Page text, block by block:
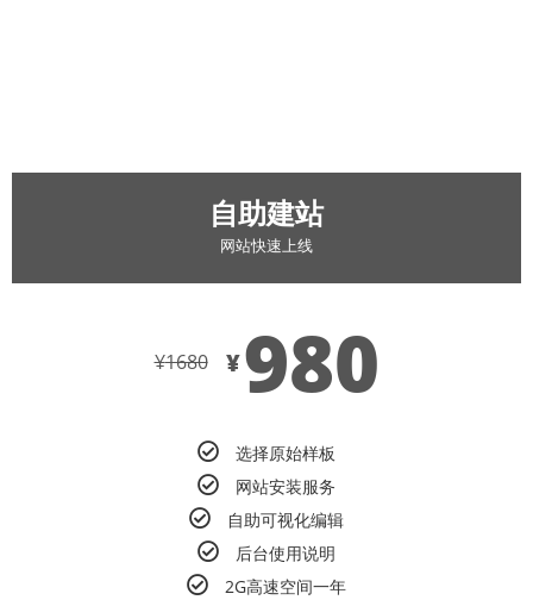
自助建站
网站快速上线
¥1680 ¥980
选择原始样板
网站安装服务
自助可视化编辑
后台使用说明
2G高速空间一年